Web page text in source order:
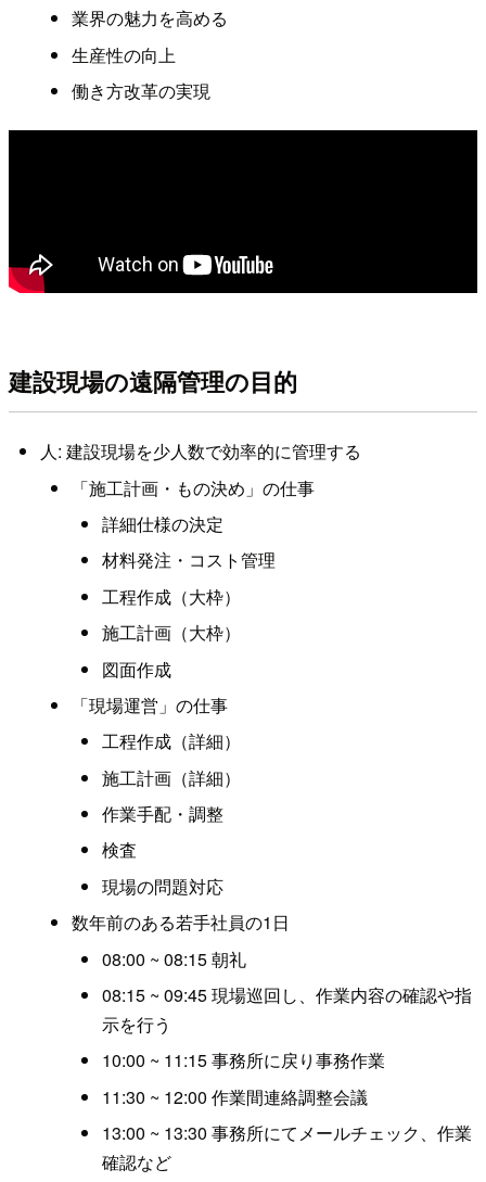
業界の魅力を高める
生産性の向上
働き方改革の実現
建設現場の遠隔管理の目的
人: 建設現場を少人数で効率的に管理する
「施工計画・もの決め」の仕事
詳細仕様の決定
材料発注・コスト管理
工程作成（大枠）
施工計画（大枠）
図面作成
「現場運営」の仕事
工程作成（詳細）
施工計画（詳細）
作業手配・調整
検査
現場の問題対応
数年前のある若手社員の1日
08:00 ~ 08:15 朝礼
08:15 ~ 09:45 現場巡回し、作業内容の確認や指
示を行う
10:00 ~ 11:15 事務所に戻り事務作業
11:30 ~ 12:00 作業間連絡調整会議
13:00 ~ 13:30 事務所にてメールチェック、作業
確認など